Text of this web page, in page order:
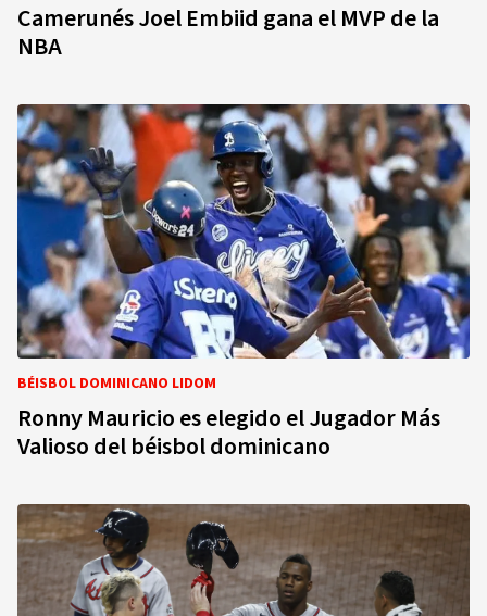
Camerunés Joel Embiid gana el MVP de la
NBA
BÉISBOL DOMINICANO LIDOM
Ronny Mauricio es elegido el Jugador Más
Valioso del béisbol dominicano